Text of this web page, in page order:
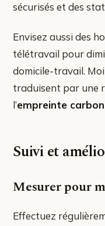
sécurisés et des
Envisez aussi des
télétravail pour
domicile-travail.
traduisent par une
l’empreinte
Suivi et
Mesurer pour
Effectuez